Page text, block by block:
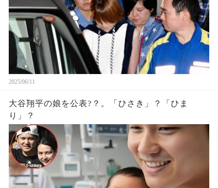
2025/06/11
大谷翔平の娘を公表?？。「ひさき」？「ひま
り」？